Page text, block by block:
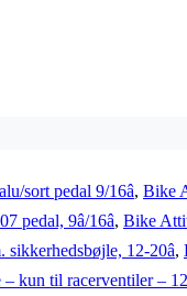
sort pedal 9/16â, Bike
9â/16â, Bike
12-20â,
kun til racerventiler –